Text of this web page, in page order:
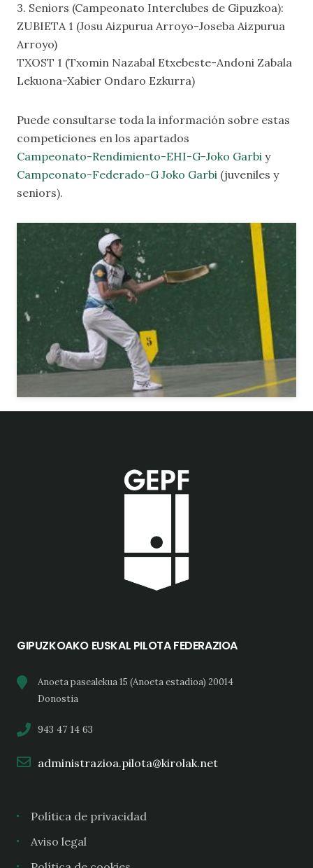
3. Seniors (Campeonato Interclubes de Gipuzkoa):
ZUBIETA 1 (Josu Aizpurua Arroyo-Joseba Aizpurua
Arroyo)
TXOST 1 (Txomin Nazabal Etxebeste-Andoni Zabala
Lekuona-Xabier Ondaro Ezkurra)
Puede consultarse toda la información sobre estas
competiciones en los apartados
Campeonato-Rendimiento-EHI-G-Joko Garbi y
Campeonato-Federado-G Joko Garbi (juveniles y
seniors).
GIPUZKOAKO EUSKAL PILOTA FEDERAZIOA
Anoeta pasealekua 15 (Anoeta estadioa) 20014
Donostia
943 47 14 63
administrazioa.pilota@kirolak.net
Política de privacidad
Aviso legal